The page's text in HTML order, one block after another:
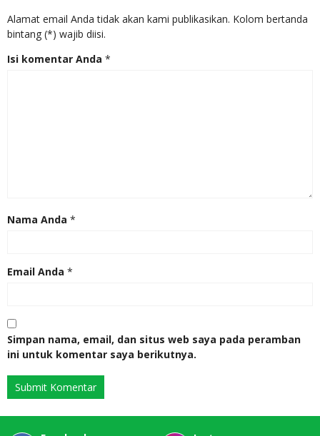
Alamat email Anda tidak akan kami publikasikan. Kolom bertanda
bintang (*) wajib diisi.
Isi komentar Anda *
Nama Anda *
Email Anda *
Simpan nama, email, dan situs web saya pada peramban
ini untuk komentar saya berikutnya.